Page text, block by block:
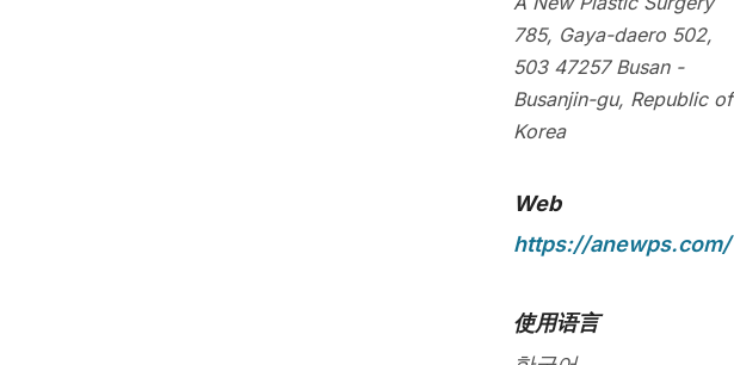
785, Gaya-daero 502,
503 47257 Busan-
Busanjin-gu, Republic of
Korea
Web
https://anewps.com/
使用语言